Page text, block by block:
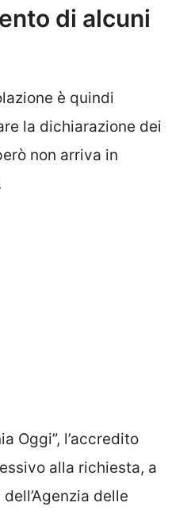
di alcuni
è quindi
la dichiarazione dei
non arriva in
Oggi”, l’accredito
alla richiesta, a
delle